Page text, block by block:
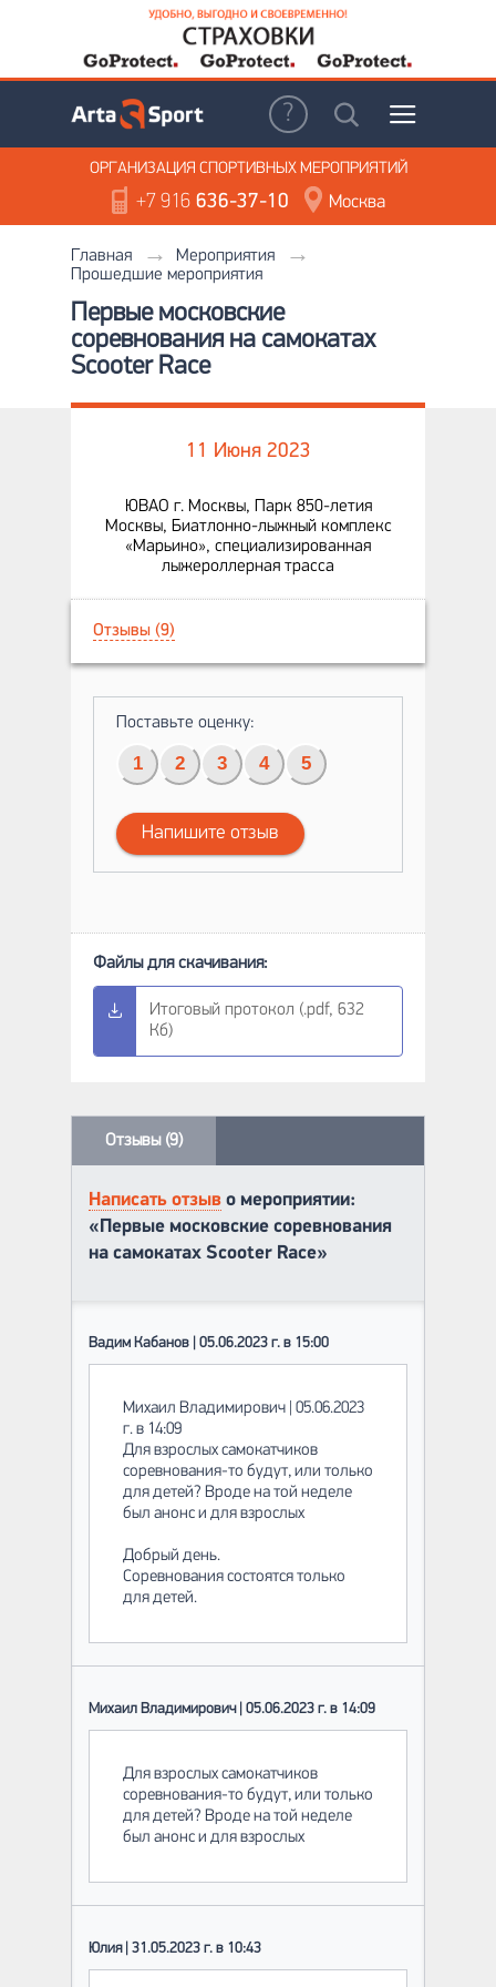
ОРГАНИЗАЦИЯ СПОРТИВНЫХ МЕРОПРИЯТИЙ
+7 916636-37-10 Москва
Главная
Мероприятия
Прошедшие мероприятия
Первые московские
соревнования на самокатах
Scooter Race
11 Июня 2023
ЮВАО г. Москвы, Парк 850-летия
Москвы, Биатлонно-лыжный комплекс
«Марьино», специализированная
лыжероллерная трасса
Отзывы (9)
Поставьте оценку:
1 2 3 4 5
Напишите отзыв
Итоговый протокол (.pdf, 632
Кб)
Отзывы (9)
Написать отзыв о мероприятии:
«Первые московские соревнования
на самокатах Scooter Race»
Вадим Кабанов | 05.06.2023 г. в 15:00
Михаил Владимирович | 05.06.2023
г. в 14:09
Для взрослых самокатчиков
соревнования-то будут, или только
для детей? Вроде на той неделе
был анонс и для взрослых
Добрый день.
Соревнования состоятся только
для детей.
Михаил Владимирович | 05.06.2023 г. в 14:09
Для взрослых самокатчиков
соревнования-то будут, или только
для детей? Вроде на той неделе
был анонс и для взрослых
Юлия | 31.05.2023 г. в 10:43